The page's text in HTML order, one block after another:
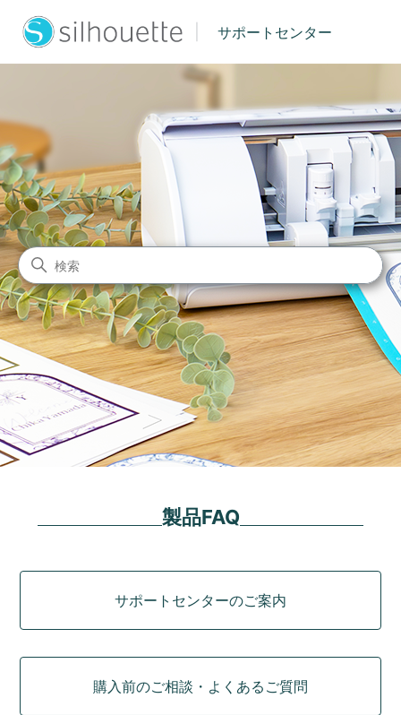
サポートセンター
シルエットジャパン サポート
検索
製品FAQ
サポートセンターのご案内
購入前のご相談・よくあるご質問